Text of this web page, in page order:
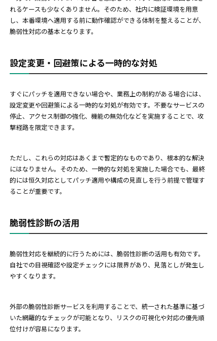
れるケースも少なくありません。そのため、社内に検証環境を用意
し、本番環境へ適用する前に動作確認ができる体制を整えることが、
脆弱性対応の基本となります。
設定変更・回避策による一時的な対処
すぐにパッチを適用できない場合や、業務上の制約がある場合には、
設定変更や回避策による一時的な対処が有効です。不要なサービスの
停止、アクセス制御の強化、機能の無効化などを実施することで、攻
撃経路を限定できます。
ただし、これらの対応はあくまで暫定的なものであり、根本的な解決
にはなりません。そのため、一時的な対処を実施した場合でも、最終
的には恒久対応としてパッチ適用や構成の見直しを行う前提で管理す
ることが重要です。
脆弱性診断の活用
脆弱性対応を継続的に行うためには、脆弱性診断の活用も有効です。
自社での目視確認や設定チェックには限界があり、見落としが発生し
やすくなります。
外部の脆弱性診断サービスを利用することで、統一された基準に基づ
いた網羅的なチェックが可能となり、リスクの可視化や対応の優先順
位付けが容易になります。